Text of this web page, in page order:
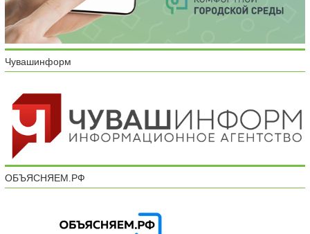
Чувашинформ
ОБЪЯСНЯЕМ.РФ